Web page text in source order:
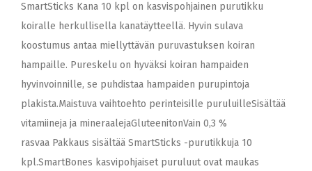
SmartSticks Kana 10 kpl on kasvispohjainen purutikku
koiralle herkullisella kanatäytteellä. Hyvin sulava
koostumus antaa miellyttävän puruvastuksen koiran
hampaille. Pureskelu on hyväksi koiran hampaiden
hyvinvoinnille, se puhdistaa hampaiden purupintoja
plakista.Maistuva vaihtoehto perinteisille puruluilleSisältää
vitamiineja ja mineraalejaGluteenitonVain 0,3 %
rasvaa Pakkaus sisältää SmartSticks -purutikkuja 10
kpl.SmartBones kasvipohjaiset puruluut ovat maukas